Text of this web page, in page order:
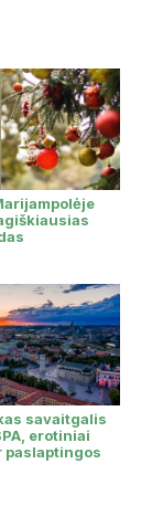
savaitgalis
erotiniai
paslaptingos